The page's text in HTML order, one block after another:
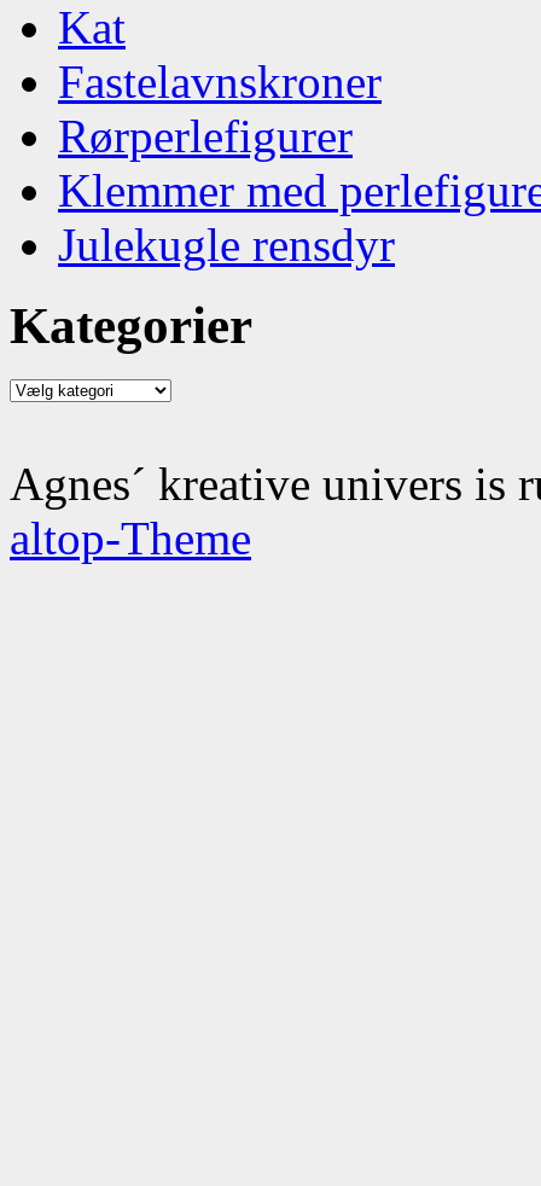
Kat
Fastelavnskroner
Rørperlefigurer
Klemmer med
Julekugle rensdyr
Kategorier
Kategorier
Agnes´ kreative univers is
altop-Theme